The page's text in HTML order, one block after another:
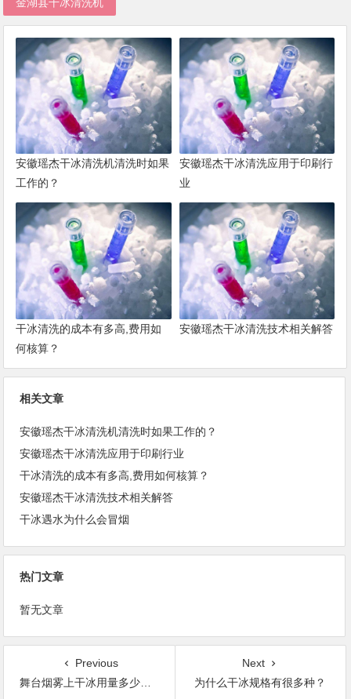
安徽瑶杰干冰清洗机清洗时如果
工作的？
安徽瑶杰干冰清洗应用于印刷行
业
干冰清洗的成本有多高,费用如
何核算？
安徽瑶杰干冰清洗技术相关解答
相关文章
安徽瑶杰干冰清洗机清洗时如果工作的？
安徽瑶杰干冰清洗应用于印刷行业
干冰清洗的成本有多高,费用如何核算？
安徽瑶杰干冰清洗技术相关解答
干冰遇水为什么会冒烟
热门文章
暂无文章
Previous
舞台烟雾上干冰用量多少好？
Next
为什么干冰规格有很多种？